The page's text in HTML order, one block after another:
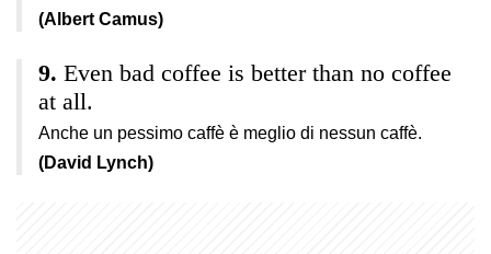
(Albert Camus)
Even bad coffee is better than no coffee
at all.
Anche un pessimo caffè è meglio di nessun caffè.
(David Lynch)